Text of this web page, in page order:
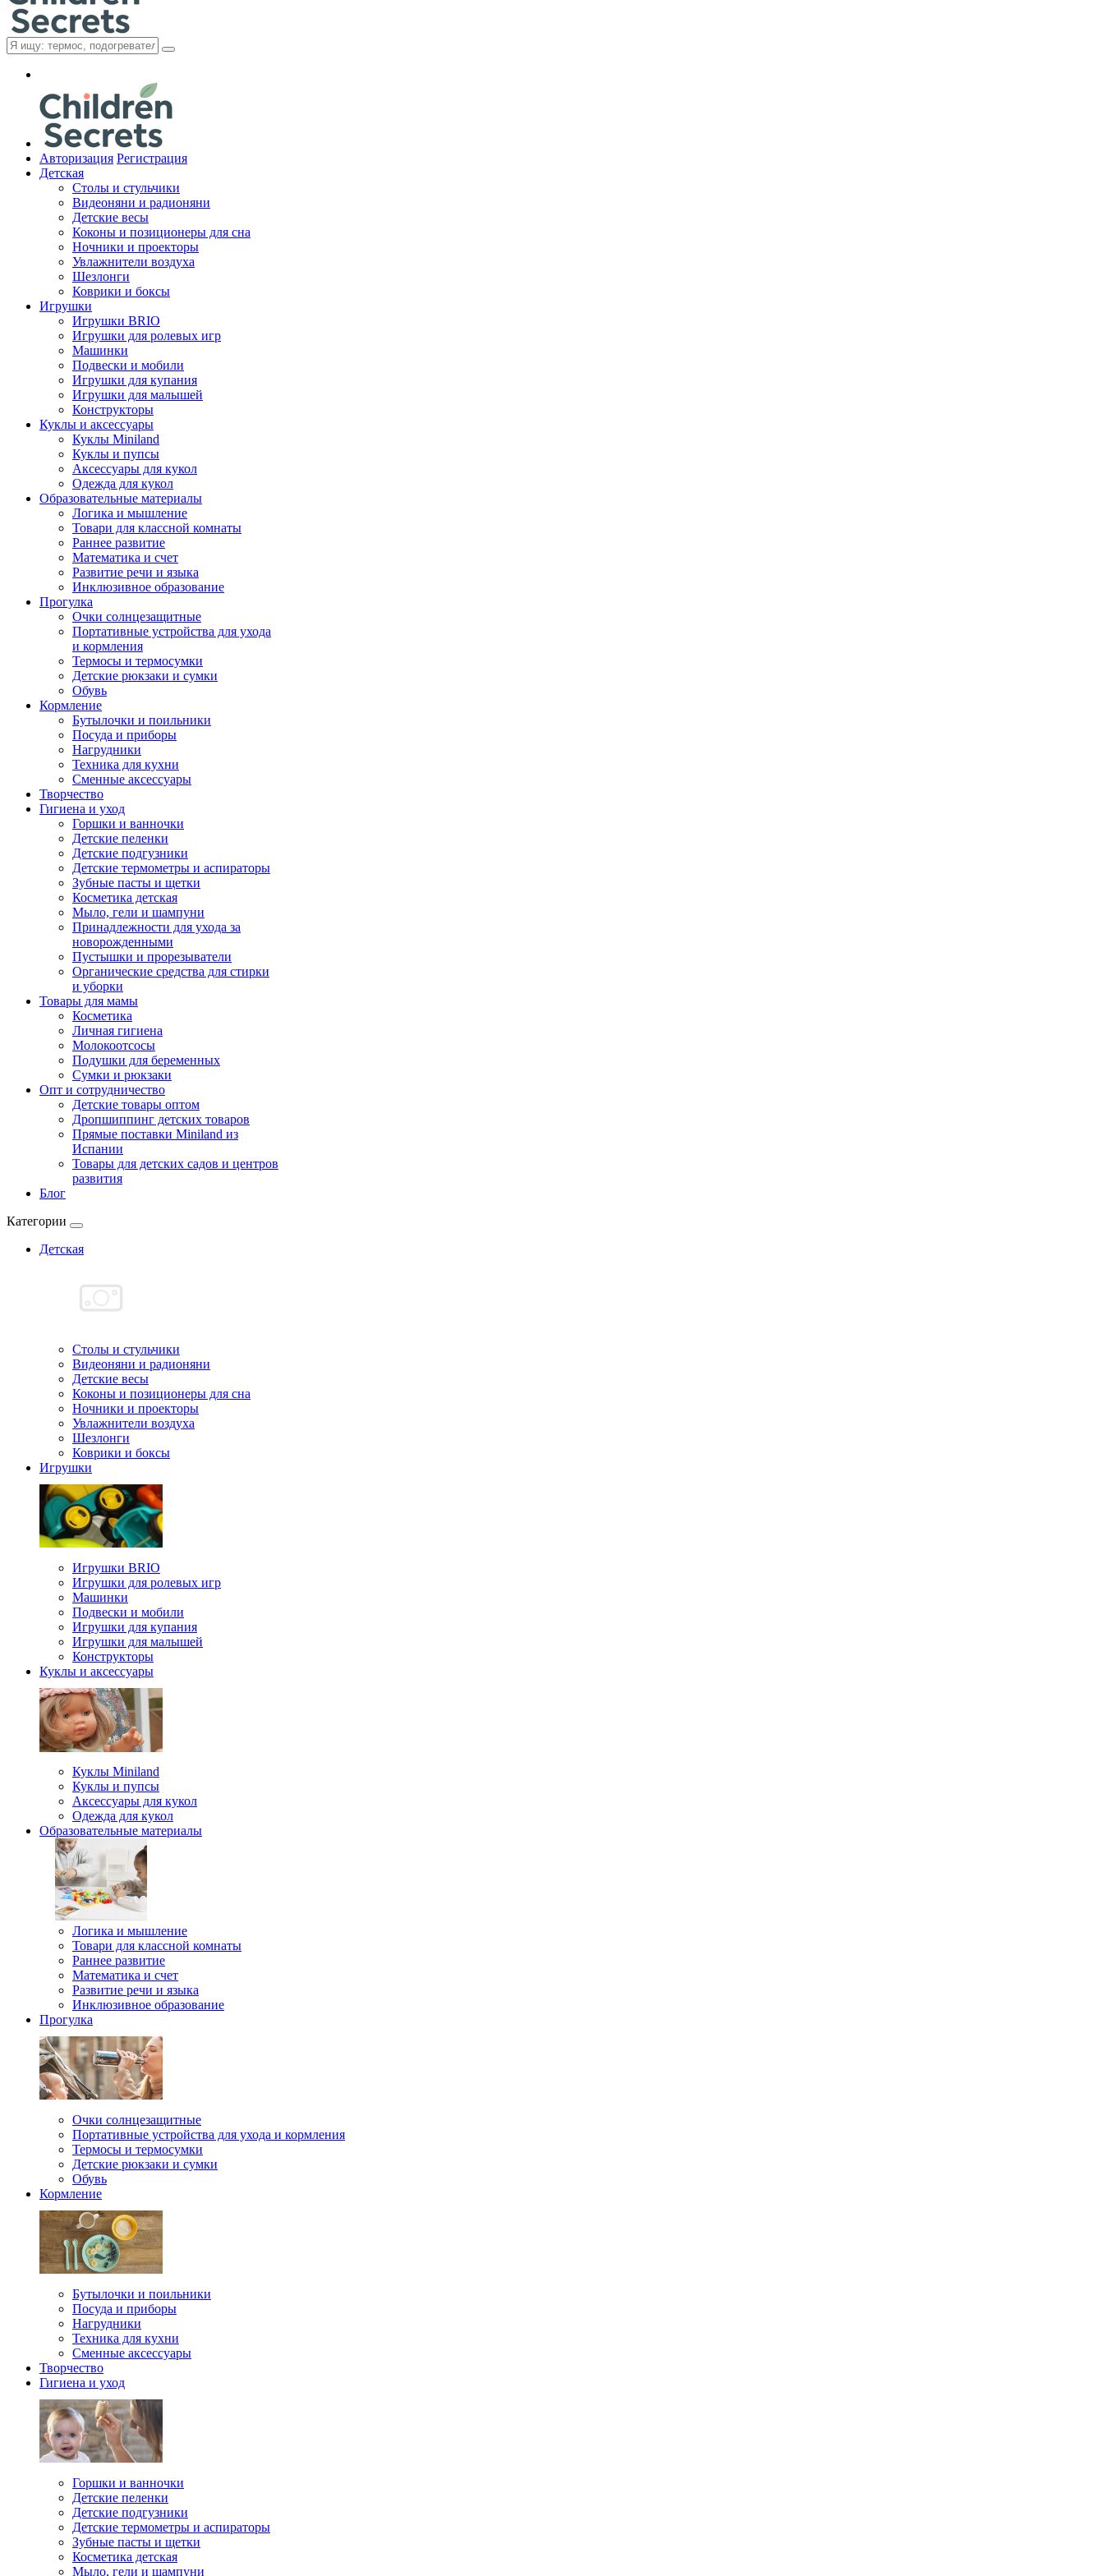
Авторизация Регистрация
Детская
Cтолы и стульчики
Видеоняни и радионяни
Детские весы
Коконы и позиционеры для сна
Ночники и проекторы
Увлажнители воздуха
Шезлонги
Коврики и боксы
Игрушки
Игрушки BRIO
Игрушки для ролевых игр
Машинки
Подвески и мобили
Игрушки для купания
Игрушки для малышей
Конструкторы
Куклы и аксессуары
Куклы Miniland
Куклы и пупсы
Аксессуары для кукол
Одежда для кукол
Образовательные материалы
Логика и мышление
Товари для классной комнаты
Раннее развитие
Математика и счет
Развитие речи и языка
Инклюзивное образование
Прогулка
Очки солнцезащитные
Портативные устройства для ухода
и кормления
Термосы и термосумки
Детские рюкзаки и сумки
Обувь
Кормление
Бутылочки и поильники
Посуда и приборы
Нагрудники
Техника для кухни
Сменные аксессуары
Творчество
Гигиена и уход
Горшки и ванночки
Детские пеленки
Детские подгузники
Детские термометры и аспираторы
Зубные пасты и щетки
Косметика детская
Мыло, гели и шампуни
Принадлежности для ухода за
новорожденными
Пустышки и прорезыватели
Органические средства для стирки
и уборки
Товары для мамы
Косметика
Личная гигиена
Молокоотсосы
Подушки для беременных
Сумки и рюкзаки
Опт и сотрудничество
Детские товары оптом
Дропшиппинг детских товаров
Прямые поставки Miniland из
Испании
Товары для детских садов и центров
развития
Блог
Категории
Детская
Cтолы и стульчики
Видеоняни и радионяни
Детские весы
Коконы и позиционеры для сна
Ночники и проекторы
Увлажнители воздуха
Шезлонги
Коврики и боксы
Игрушки
Игрушки BRIO
Игрушки для ролевых игр
Машинки
Подвески и мобили
Игрушки для купания
Игрушки для малышей
Конструкторы
Куклы и аксессуары
Куклы Miniland
Куклы и пупсы
Аксессуары для кукол
Одежда для кукол
Образовательные материалы
Логика и мышление
Товари для классной комнаты
Раннее развитие
Математика и счет
Развитие речи и языка
Инклюзивное образование
Прогулка
Очки солнцезащитные
Портативные устройства для ухода и кормления
Термосы и термосумки
Детские рюкзаки и сумки
Обувь
Кормление
Бутылочки и поильники
Посуда и приборы
Нагрудники
Техника для кухни
Сменные аксессуары
Творчество
Гигиена и уход
Горшки и ванночки
Детские пеленки
Детские подгузники
Детские термометры и аспираторы
Зубные пасты и щетки
Косметика детская
Мыло, гели и шампуни